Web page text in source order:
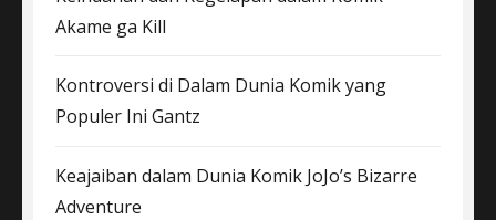
Akame ga Kill
Kontroversi di Dalam Dunia Komik yang
Populer Ini Gantz
Keajaiban dalam Dunia Komik JoJo’s Bizarre
Adventure